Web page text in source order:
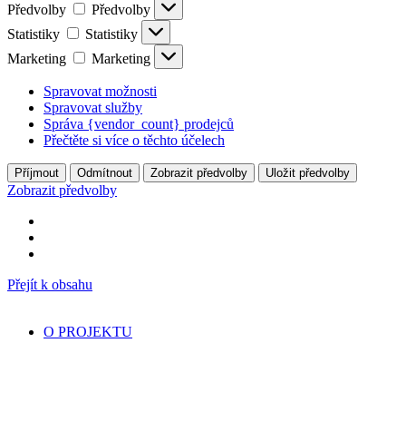
Předvolby
Předvolby
Statistiky
Statistiky
Marketing
Marketing
Spravovat možnosti
Spravovat služby
Správa {vendor_count} prodejců
Přečtěte si více o těchto účelech
Příjmout Odmítnout Zobrazit předvolby Uložit předvolby
Zobrazit předvolby
Přejít k obsahu
O PROJEKTU